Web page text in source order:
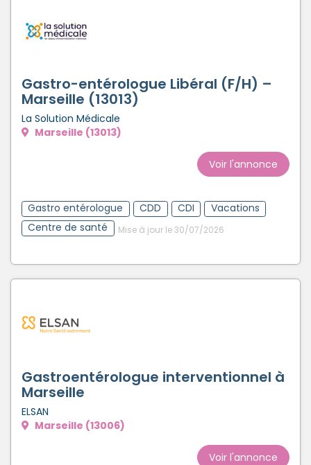
Gastro-entérologue Libéral (F/H) –
Marseille (13013)
La Solution Médicale
Marseille (13013)
Voir l'annonce
Gastro entérologue CDD CDI
Vacations
Centre de santé
Mise à jour le 30/07/2026
Gastroentérologue interventionnel à
Marseille
ELSAN
Marseille (13006)
Voir l'annonce